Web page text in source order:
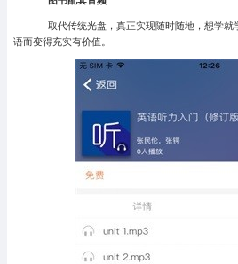
取代传统光盘，真正实现随时随地，想学就
语而变得充实有价值。